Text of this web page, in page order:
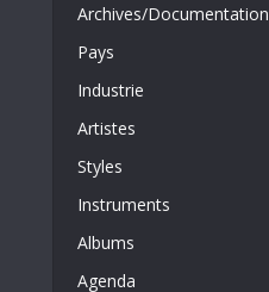
Archives/Documentation
Pays
Industrie
Artistes
Styles
Instruments
Albums
Agenda